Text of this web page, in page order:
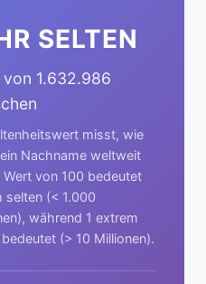
SELTEN
von 1.632.986
misst, wie
Nachname weltweit
Wert von 100 bedeutet
selten (< 1.000
während 1 extrem
(> 10 Millionen).